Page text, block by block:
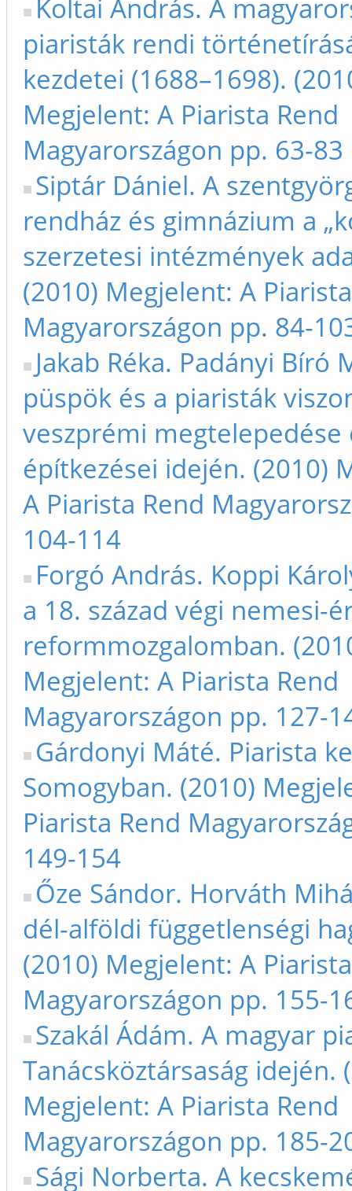
Koltai András. A
piaristák rendi
kezdetei (1688–1698).
Megjelent: A Piarista Rend
Magyarországon pp. 63-83
Siptár Dániel. A
rendház és gimnázium a
szerzetesi intézmények
(2010) Megjelent: A
Magyarországon pp. 84-
Jakab Réka. Padányi Bíró
püspök és a piaristák
veszprémi megtelepedése
építkezései idején. (2010)
A Piarista Rend
104-114
Forgó András. Koppi
a 18. század végi nemesi-
reformmozgalomban.
Megjelent: A Piarista Rend
Magyarországon pp. 127-
Gárdonyi Máté. Piarista
Somogyban. (2010)
Piarista Rend
149-154
Őze Sándor. Horváth
dél-alföldi függetlenségi
(2010) Megjelent: A
Magyarországon pp. 155-
Szakál Ádám. A magyar
Tanácsköztársaság idején.
Megjelent: A Piarista Rend
Magyarországon pp. 185-
Sági Norberta. A